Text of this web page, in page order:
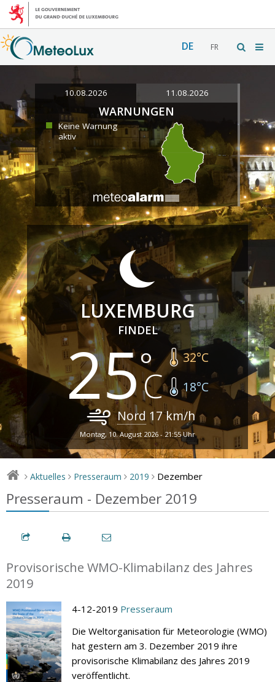
DE FR
10.08.2026 11.08.2026
WARNUNGEN
Keine Warnung
aktiv
LUXEMBURG
FINDEL
25 32°C
18°C
Nord 17km/h
Montag, 10. August 2026 - 21:55 Uhr
> Aktuelles > Presseraum > 2019 > Dezember
Presseraum - Dezember 2019
Provisorische WMO-Klimabilanz des Jahres
2019
4-12-2019 Presseraum
Die Weltorganisation für Meteorologie (WMO)
hat gestern am 3. Dezember 2019 ihre
provisorische Klimabilanz des Jahres 2019
veröffentlicht.